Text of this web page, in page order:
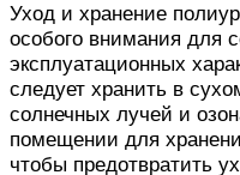
Уход и хранение
особого внимания для
эксплуатационных
следует хранить в
солнечных лучей и
помещении для
чтобы предотвратить